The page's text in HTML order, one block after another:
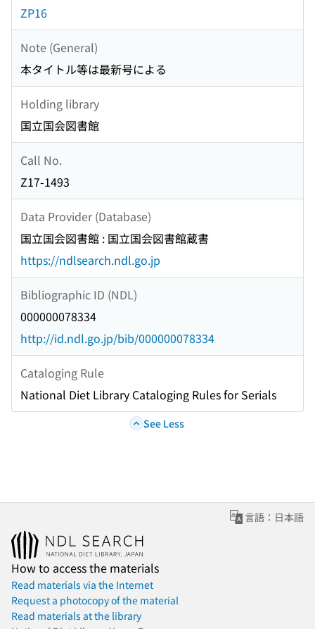
ZP16
Note (General)
本タイトル等は最新号による
Holding library
国立国会図書館
Call No.
Z17-1493
Data Provider (Database)
国立国会図書館 : 国立国会図書館蔵書
https://ndlsearch.ndl.go.jp
Bibliographic ID (NDL)
000000078334
http://id.ndl.go.jp/bib/000000078334
Cataloging Rule
National Diet Library Cataloging Rules for Serials
See Less
言語：日本語
How to access the materials
Read materials via the Internet
Request a photocopy of the material
Read materials at the library